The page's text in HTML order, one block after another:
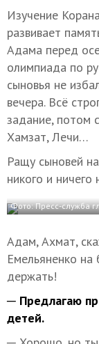
Изучение
развивает
Адама перед
олимпиада по
сыновья не
вечера. Всё
задание, потом
Хамзат, Лечи…
Ращу сыновей
никого и ничего
Фото: Пресс-служба
Адам, Ахмат,
Емельяненко
держать!
─ Предлагаю
детей.